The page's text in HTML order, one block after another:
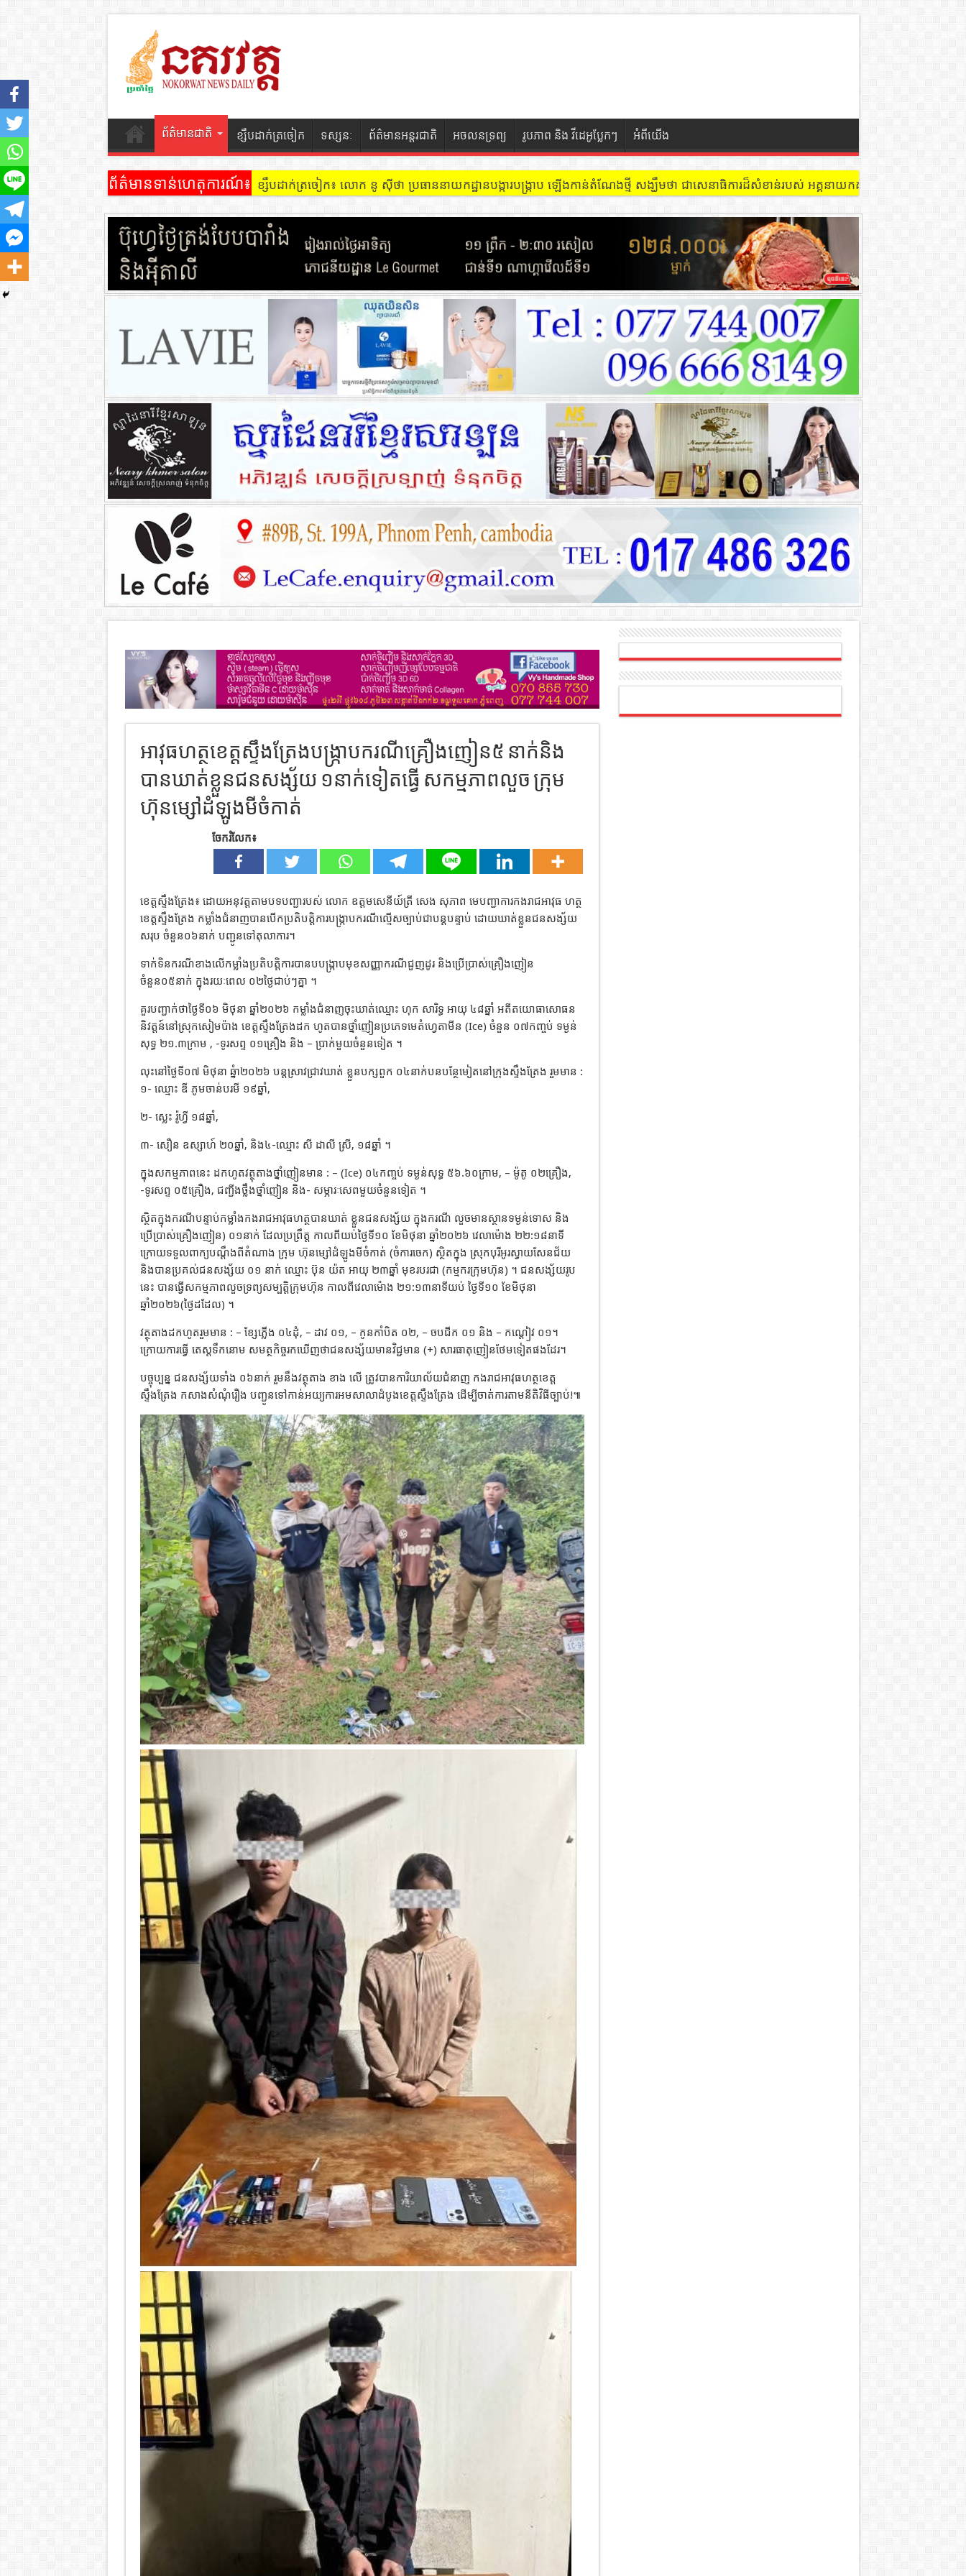
ព័ត៌មានជាតិ ខ្សឹបដាក់ត្រចៀក ទស្សនៈ ព័ត៌មានអន្តរជាតិ អចលនទ្រព្យ រូបភាព និង វីដេអូប្លែកៗ អំពីយើង
ព័ត៌មានទាន់ហេតុការណ៍៖ ខ្សឹបដាក់ត្រចៀក ៖ អគារ Sky 31 នៅខណ្ឌទួលគោក មានអ្នកជួលបន្ទប់បើកល្បែងសុីសង នៅជាន់ទី៩ បន្ទប់ ៩០២ !
អាវុធហត្ថខេត្តស្ទឹងត្រែងបង្ក្រាបករណីគ្រឿងញៀន៥ នាក់និង
បានឃាត់ខ្លួនជនសង្ស័យ ១នាក់ទៀតធ្វើ សកម្មភាពលួច ក្រុម
ហ៊ុនម្សៅដំឡូងមីចំកាត់
ចែករំលែក៖
ខេត្តស្ទឹងត្រែង៖ ដោយអនុវត្តតាមបទបញ្ជារបស់ លោក ឧត្តមសេនីយ៍ត្រី សេង សុភាព មេបញ្ជាការកងរាជអាវុធ ហត្ថ
ខេត្តស្ទឹងត្រែង កម្លាំងជំនាញបានបើកប្រតិបត្តិការបង្ក្រាបករណីល្មើសច្បាប់ជាបន្តបន្ទាប់ ដោយឃាត់ខ្លួនជនសង្ស័យ
សរុប ចំនួន០៦នាក់ បញ្ជូនទៅតុលាការ។
ទាក់ទិនករណីខាងលើកម្លាំងប្រតិបត្តិការបានបបង្ក្រាបមុខសញ្ញាករណីជួញដូរ និងប្រើប្រាស់គ្រឿងញៀន
ចំនួន០៥នាក់ ក្នុងរយៈពេល ០២ថ្ងៃជាប់ៗគ្នា ។
គួរបញ្ជាក់ថាថ្ងៃទី០៦ មិថុនា ឆ្នាំ២០២៦ កម្លាំងជំនាញចុះឃាត់ឈ្មោះ ហុក សារិទ្ធ អាយុ ៤៨ឆ្នាំ អតីតយោធាសោធន
និវត្តន៍នៅស្រុកសៀមប៉ាង ខេត្តស្ទឹងត្រែងដក ហូតបានថ្នាំញៀនប្រភេទមេតំហ្វេតាមីន (Ice) ចំនួន ០៧កញ្ចប់ ទម្ងន់
សុទ្ធ ២១.៣ក្រាម , -ទូរសព្ទ ០១គ្រឿង និង – ប្រាក់មួយចំនួនទៀត ។
លុះនៅថ្ងៃទី០៧ មិថុនា ឆ្នំា២០២៦ បន្តស្រាវជ្រាវឃាត់ ខ្លួនបក្សពួក ០៤នាក់បនបន្ថែមៀតនៅក្រុងស្ទឹងត្រែង រួមមាន :
១- ឈ្មោះ ឌី ភូមចាន់បរមី ១៩ឆ្នាំ,
២- ស្លេះ រ៉ូហ្វី ១៨ឆ្នាំ,
៣- សឿន ឧស្សាហ៍ ២០ឆ្នាំ, និង៤-ឈ្មោះ សី ដាលី ស្រី, ១៨ឆ្នាំ ។
ក្នុងសកម្មភាពនេះ ដកហូតវត្ថុតាងថ្នាំញៀនមាន : – (Ice) ០៤កញ្ចប់ ទម្ងន់សុទ្ធ ៥៦.៦០ក្រាម, – ម៉ូតូ ០២គ្រឿង,
-ទូរសព្ទ ០៥គ្រឿង, ជញ្ជីងថ្លឹងថ្នាំញៀន និង- សម្ភារៈសេពមួយចំនួនទៀត ។
ស្ថិតក្នុងករណីបន្ទាប់កម្លាំងកងរាជអាវុធហត្ថបានឃាត់ ខ្លួនជនសង្ស័យ ក្នុងករណី លួចមានស្ថានទម្ងន់ទោស និង
ប្រើប្រាស់គ្រឿងញៀន) ០១នាក់ ដែលប្រព្រឹត្ត កាលពីយប់ថ្ងៃទី១០ ខែមិថុនា ឆ្នាំ២០២៦ វេលាម៉ោង ២២:១៨នាទី
ក្រោយទទួលពាក្យបណ្តឹងពីតំណាង ក្រុម ហ៊ុនម្សៅដំឡូងមីចំកាត់ (ចំការចេក) ស្ថិតក្នុង ស្រុកបុរីអូរស្វាយសែនជ័យ
និងបានប្រគល់ជនសង្ស័យ ០១ នាក់ ឈ្មោះ ប៊ុន យ៉ត អាយុ ២៣ឆ្នាំ មុខរបរជា (កម្មករក្រុមហ៊ុន) ។ ជនសង្ស័យរូប
នេះ បានធ្វើសកម្មភាពលួចទ្រព្យសម្បត្តិក្រុមហ៊ុន កាលពីវេលាម៉ោង ២១:១៣នាទីយប់ ថ្ងៃទី១០ ខែមិថុនា
ឆ្នាំ២០២៦(ថ្ងៃដដែល) ។
វត្ថុតាងដកហូតរួមមាន : – ខ្សែភ្លើង ០៤ដុំ, – ដាវ ០១, – កូនកាំបិត ០២, – ចបជីក ០១ និង – កណ្តៀវ ០១។
ក្រោយការធ្វើ តេស្តទឹកនោម សមត្ថកិច្ចរកឃើញថាជនសង្ស័យមានវិជ្ជមាន (+) សារធាតុញៀនថែមទៀតផងដែរ។
បច្ចុប្បន្ន ជនសង្ស័យទាំង ០៦នាក់ រួមនឹងវត្ថុតាង ខាង លើ ត្រូវបានការិយាល័យជំនាញ កងរាជអាវុធហត្ថខេត្ត
ស្ទឹងត្រែង កសាងសំណុំរឿង បញ្ជូនទៅកាន់អយ្យការអមសាលាដំបូងខេត្តស្ទឹងត្រែង ដើម្បីចាត់ការតាមនីតិវិធីច្បាប់!៕